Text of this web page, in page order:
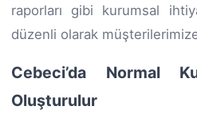
raporları gibi kurumsal
düzenli olarak
Cebeci’da Normal
Oluşturulur